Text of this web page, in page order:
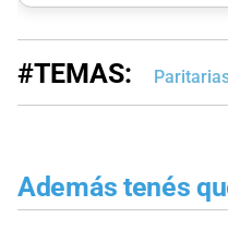
#TEMAS:
Además tenés